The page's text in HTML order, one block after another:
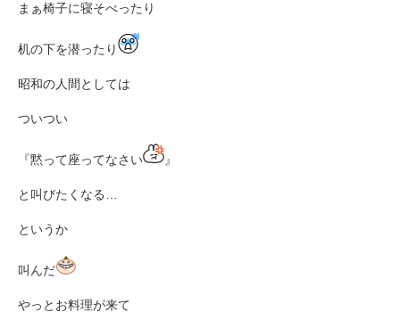
まぁ椅子に寝そべったり
机の下を潜ったり
昭和の人間としては
ついつい
『黙って座ってなさい 』
と叫びたくなる…
というか
叫んだ
やっとお料理が来て